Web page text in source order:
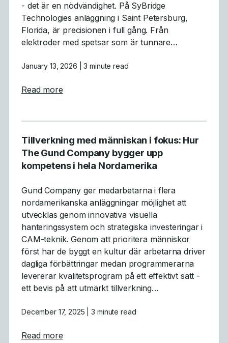
- det är en nödvändighet. På SyBridge
Technologies anläggning i Saint Petersburg,
Florida, är precisionen i full gång. Från
elektroder med spetsar som är tunnare…
January 13, 2026 | 3 minute read
Read moreabout Medicinsk formtillverkning med hög
Tillverkning med människan i fokus: Hur
The Gund Company bygger upp
kompetens i hela Nordamerika
Gund Company ger medarbetarna i flera
nordamerikanska anläggningar möjlighet att
utvecklas genom innovativa visuella
hanteringssystem och strategiska investeringar i
CAM-teknik. Genom att prioritera människor
först har de byggt en kultur där arbetarna driver
dagliga förbättringar medan programmerarna
levererar kvalitetsprogram på ett effektivt sätt -
ett bevis på att utmärkt tillverkning…
December 17, 2025 | 3 minute read
Read moreabout Tillverkning med människan i